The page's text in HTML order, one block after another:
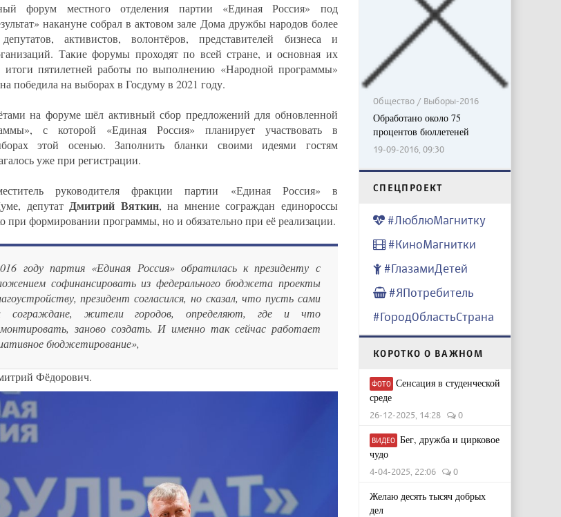
форум местного отделения партии «Единая Россия» под
накануне собрал в актовом зале Дома дружбы народов более
активистов, волонтёров, представителей бизнеса и
Такие форумы проходят по всей стране, и основная их
итоги пятилетней работы по выполнению «Народной программы»
победила на выборах в Госдуму в 2021 году.
на форуме шёл активный сбор предложений для обновленной
с которой «Единая Россия» планирует участвовать в
этой осенью. Заполнить бланки своими идеями гостям
уже при регистрации.
руководителя фракции партии «Единая Россия» в
депутатДмитрий Вяткин, на мнение сограждан единороссы
при формировании программы, но и обязательно при её реализации.
году партия «Единая Россия» обратилась к президенту с
софинансировать из федерального бюджета проекты
президент согласился, но сказал, что пусть сами
сограждане, жители городов, определяют, где и что
заново создать. И именно так сейчас работает
бюджетирование»,
Фёдорович.
Общество / Выборы-2016
Обработано около 75
процентов бюллетеней
19-09-2016, 09:30
CПЕЦПРОЕКТ
#ЛюблюМагнитку
#КиноМагнитки
#ГлазамиДетей
#ЯПотребитель
#ГородОбластьСтрана
КОРОТКО О ВАЖНОМ
ФОТО Сенсация в студенческой
среде
26-12-2025, 14:28 0
ВИДЕО Бег, дружба и цирковое
чудо
4-04-2025, 22:06 0
Желаю десять тысяч добрых
дел